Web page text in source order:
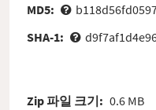
MD5:
SHA-1:
Zip 파일 크기: 0.6 MB